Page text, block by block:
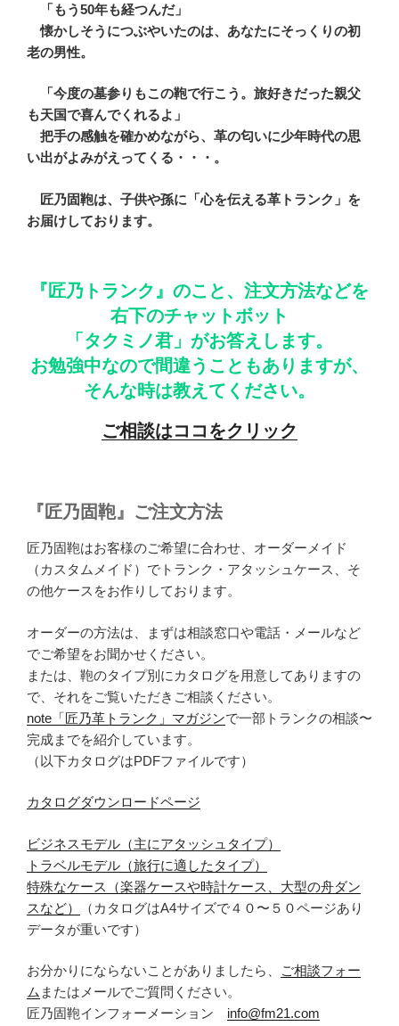
「もう50年も経つんだ」
懐かしそうにつぶやいたのは、あなたにそっくりの初
老の男性。
「今度の墓参りもこの鞄で行こう。旅好きだった親父
も天国で喜んでくれるよ」
把手の感触を確かめながら、革の匂いに少年時代の思
い出がよみがえってくる・・・。
匠乃固鞄は、子供や孫に「心を伝える革トランク」を
お届けしております。
『匠乃トランク』のこと、注文方法などを
右下のチャットボット
「タクミノ君」がお答えします。
お勉強中なので間違うこともありますが、
そんな時は教えてください。
ご相談はココをクリック
『匠乃固鞄』ご注文方法
匠乃固鞄はお客様のご希望に合わせ、オーダーメイド
（カスタムメイド）でトランク・アタッシュケース、そ
の他ケースをお作りしております。
オーダーの方法は、まずは相談窓口や電話・メールなど
でご希望をお聞かせください。
または、鞄のタイプ別にカタログを用意してありますの
で、それをご覧いただきご相談ください。
note「匠乃革トランク」マガジンで一部トランクの相談〜
完成までを紹介しています。
（以下カタログはPDFファイルです）
カタログダウンロードページ
ビジネスモデル（主にアタッシュタイプ）
トラベルモデル（旅行に適したタイプ）
特殊なケース（楽器ケースや時計ケース、大型の舟ダン
スなど）
（カタログはA4サイズで４０〜５０ページあり
データが重いです）
お分かりにならないことがありましたら、
ご相談フォー
ム またはメールでご質問ください。
匠乃固鞄インフォーメーション info@fm21.com